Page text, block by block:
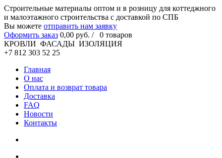
Cтроительные материалы оптом и в розницу для коттеджного
и малоэтажного строительства с доставкой по СПБ
Вы можете отправить нам заявку
Оформить заказ 0,00 руб. / 0 товаров
КРОВЛИ ФАСАДЫ ИЗОЛЯЦИЯ
+7 812 303 52 25
Главная
О нас
Оплата и возврат товара
Доставка
FAQ
Новости
Контакты